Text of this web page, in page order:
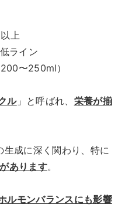
上
ライン
〜250ml）
ル」と呼ばれ、 栄養が揃
生成に深く関わり、特に
あります。
ルモンバランスにも影響